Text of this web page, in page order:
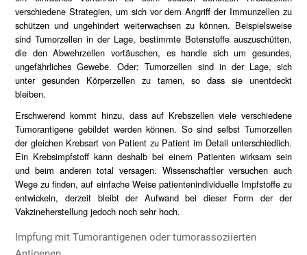
verschiedene Strategien, um sich vor dem Angriff der Immunzellen zu
schützen und ungehindert weiterwachsen zu können. Beispielsweise
sind Tumorzellen in der Lage, bestimmte Botenstoffe auszuschütten,
die den Abwehrzellen vortäuschen, es handle sich um gesundes,
ungefährliches Gewebe. Oder: Tumorzellen sind in der Lage, sich
unter gesunden Körperzellen zu tarnen, so dass sie unentdeckt
bleiben.
Erschwerend kommt hinzu, dass auf Krebszellen viele verschiedene
Tumorantigene gebildet werden können. So sind selbst Tumorzellen
der gleichen Krebsart von Patient zu Patient im Detail unterschiedlich.
Ein Krebsimpfstoff kann deshalb bei einem Patienten wirksam sein
und beim anderen total versagen. Wissenschaftler versuchen auch
Wege zu finden, auf einfache Weise patientenindividuelle Impfstoffe zu
entwickeln, derzeit bleibt der Aufwand bei dieser Form der der
Vakzineherstellung jedoch noch sehr hoch.
Impfung mit Tumorantigenen oder tumorassoziierten